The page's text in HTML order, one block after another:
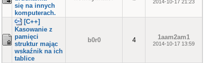
się na innych
komputerach.
2014-10-17 21:23
[C++]
Kasowanie z
pamięci
struktur mając
wskaźnik na ich
tablice
b0r0 4 1aam2am1
2014-10-17 13:59